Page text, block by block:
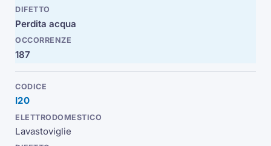
Perdita acqua
187
I20
Lavastoviglie